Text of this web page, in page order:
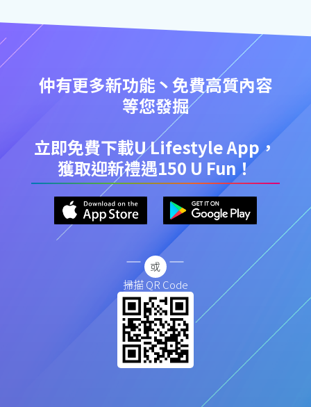
仲有更多新功能丶免費高質內容
等您發掘
立即免費下載U Lifestyle App，
獲取迎新禮遇150 U Fun！
掃描 QR Code